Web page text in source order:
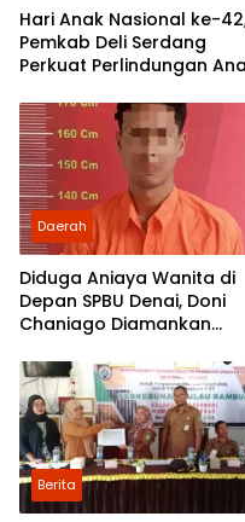
Hari Anak Nasional ke-
Pemkab Deli Serdang
Perkuat Perlindungan
Daerah
Diduga Aniaya Wanita di
Depan SPBU Denai, Doni
Chaniago Diamankan
Berita